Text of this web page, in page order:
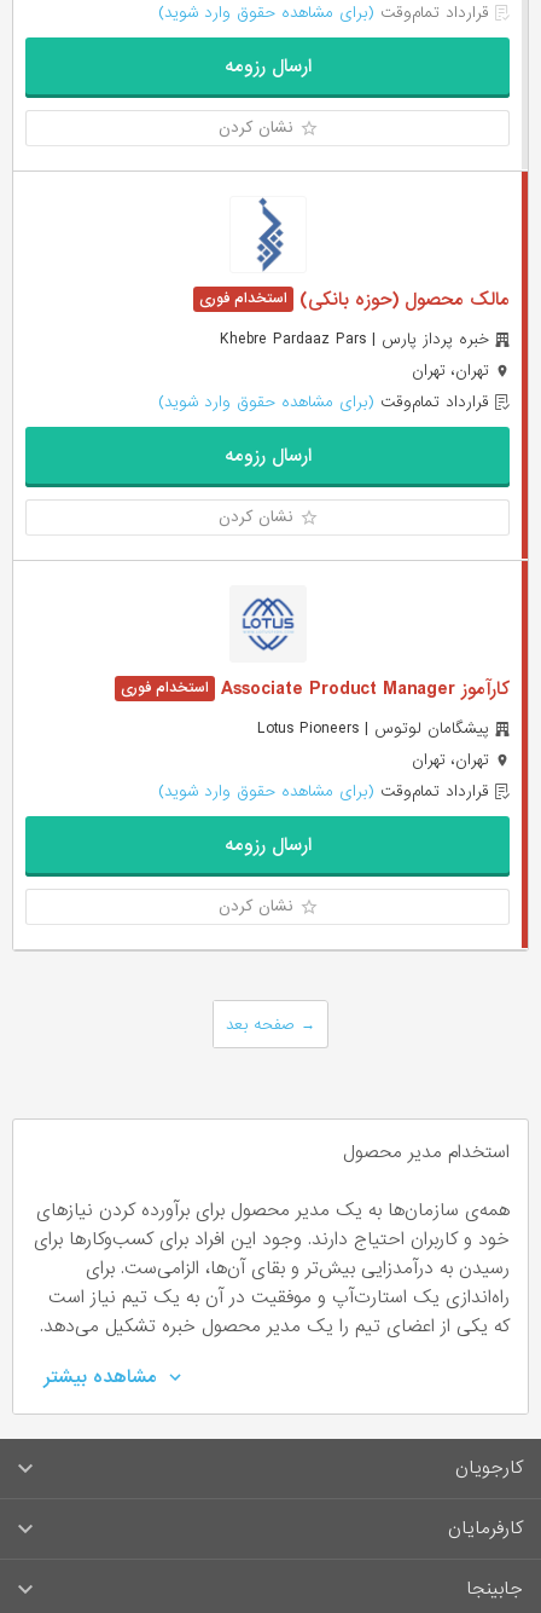
قرارداد تمام‌وقت (برای مشاهده حقوق وارد شوید)
ارسال رزومه
نشان کردن
مالک محصول (حوزه بانکی)
خبره پرداز پارس | Khebre Pardaaz Pars
تهران، تهران
قرارداد تمام‌وقت (برای مشاهده حقوق وارد شوید)
ارسال رزومه
نشان کردن
کارآموز Associate Product Manager
پیشگامان لوتوس | Lotus Pioneers
تهران، تهران
قرارداد تمام‌وقت (برای مشاهده حقوق وارد شوید)
ارسال رزومه
نشان کردن
صفحه بعد →
استخدام مدیر محصول
همه‌ی سازمان‌ها به یک مدیر محصول برای برآورده کردن نیازهای
خود و کاربران احتیاج دارند. وجود این افراد برای کسب‌وکارها برای
رسیدن به درآمدزایی بیش‌تر و بقای آن‌ها، الزامی‌ست. برای
راه‌اندازی یک استارت‌آپ و موفقیت در آن به یک تیم نیاز است
که یکی از اعضای تیم را یک مدیر محصول خبره تشکیل می‌دهد.
نقش و مسئولیت‌های یک مدیر محصول در یک سازمان بسیار
حیاتی است. این فرد با در نظر گرفتن شرایط و شناخت کافی از
نیازهای مشتریان، محصولاتی باکیفیت و مقبول تولید می‌کند.
بتواند برای یک سازمان درآمدزایی کند. مدیران محصول علاوه بر
در ارتباط‌اند. این اشخاص با توجه به حوزه‌ای که در آن مشغول به
مشاهده بیشتر
کارجویان
سوالات متداول کارجویان
کارفرمایان
راهنمای ثبت آگهی استخدام
جابینجا